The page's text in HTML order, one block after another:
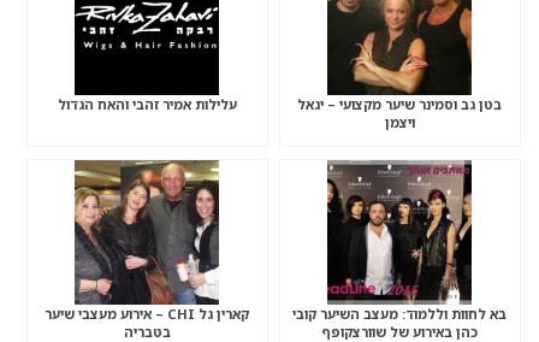
בטן גב וסמינר שיער מקצועי – יגאל
ויצמן
עלילות אמיר זהבי והאח הגדול
בא לחוות וללמוד: מעצב השיער קובי
כהן באירוע של שוורצקופף
קארין גל CHI – אירוע מעצבי שיער
בטבריה